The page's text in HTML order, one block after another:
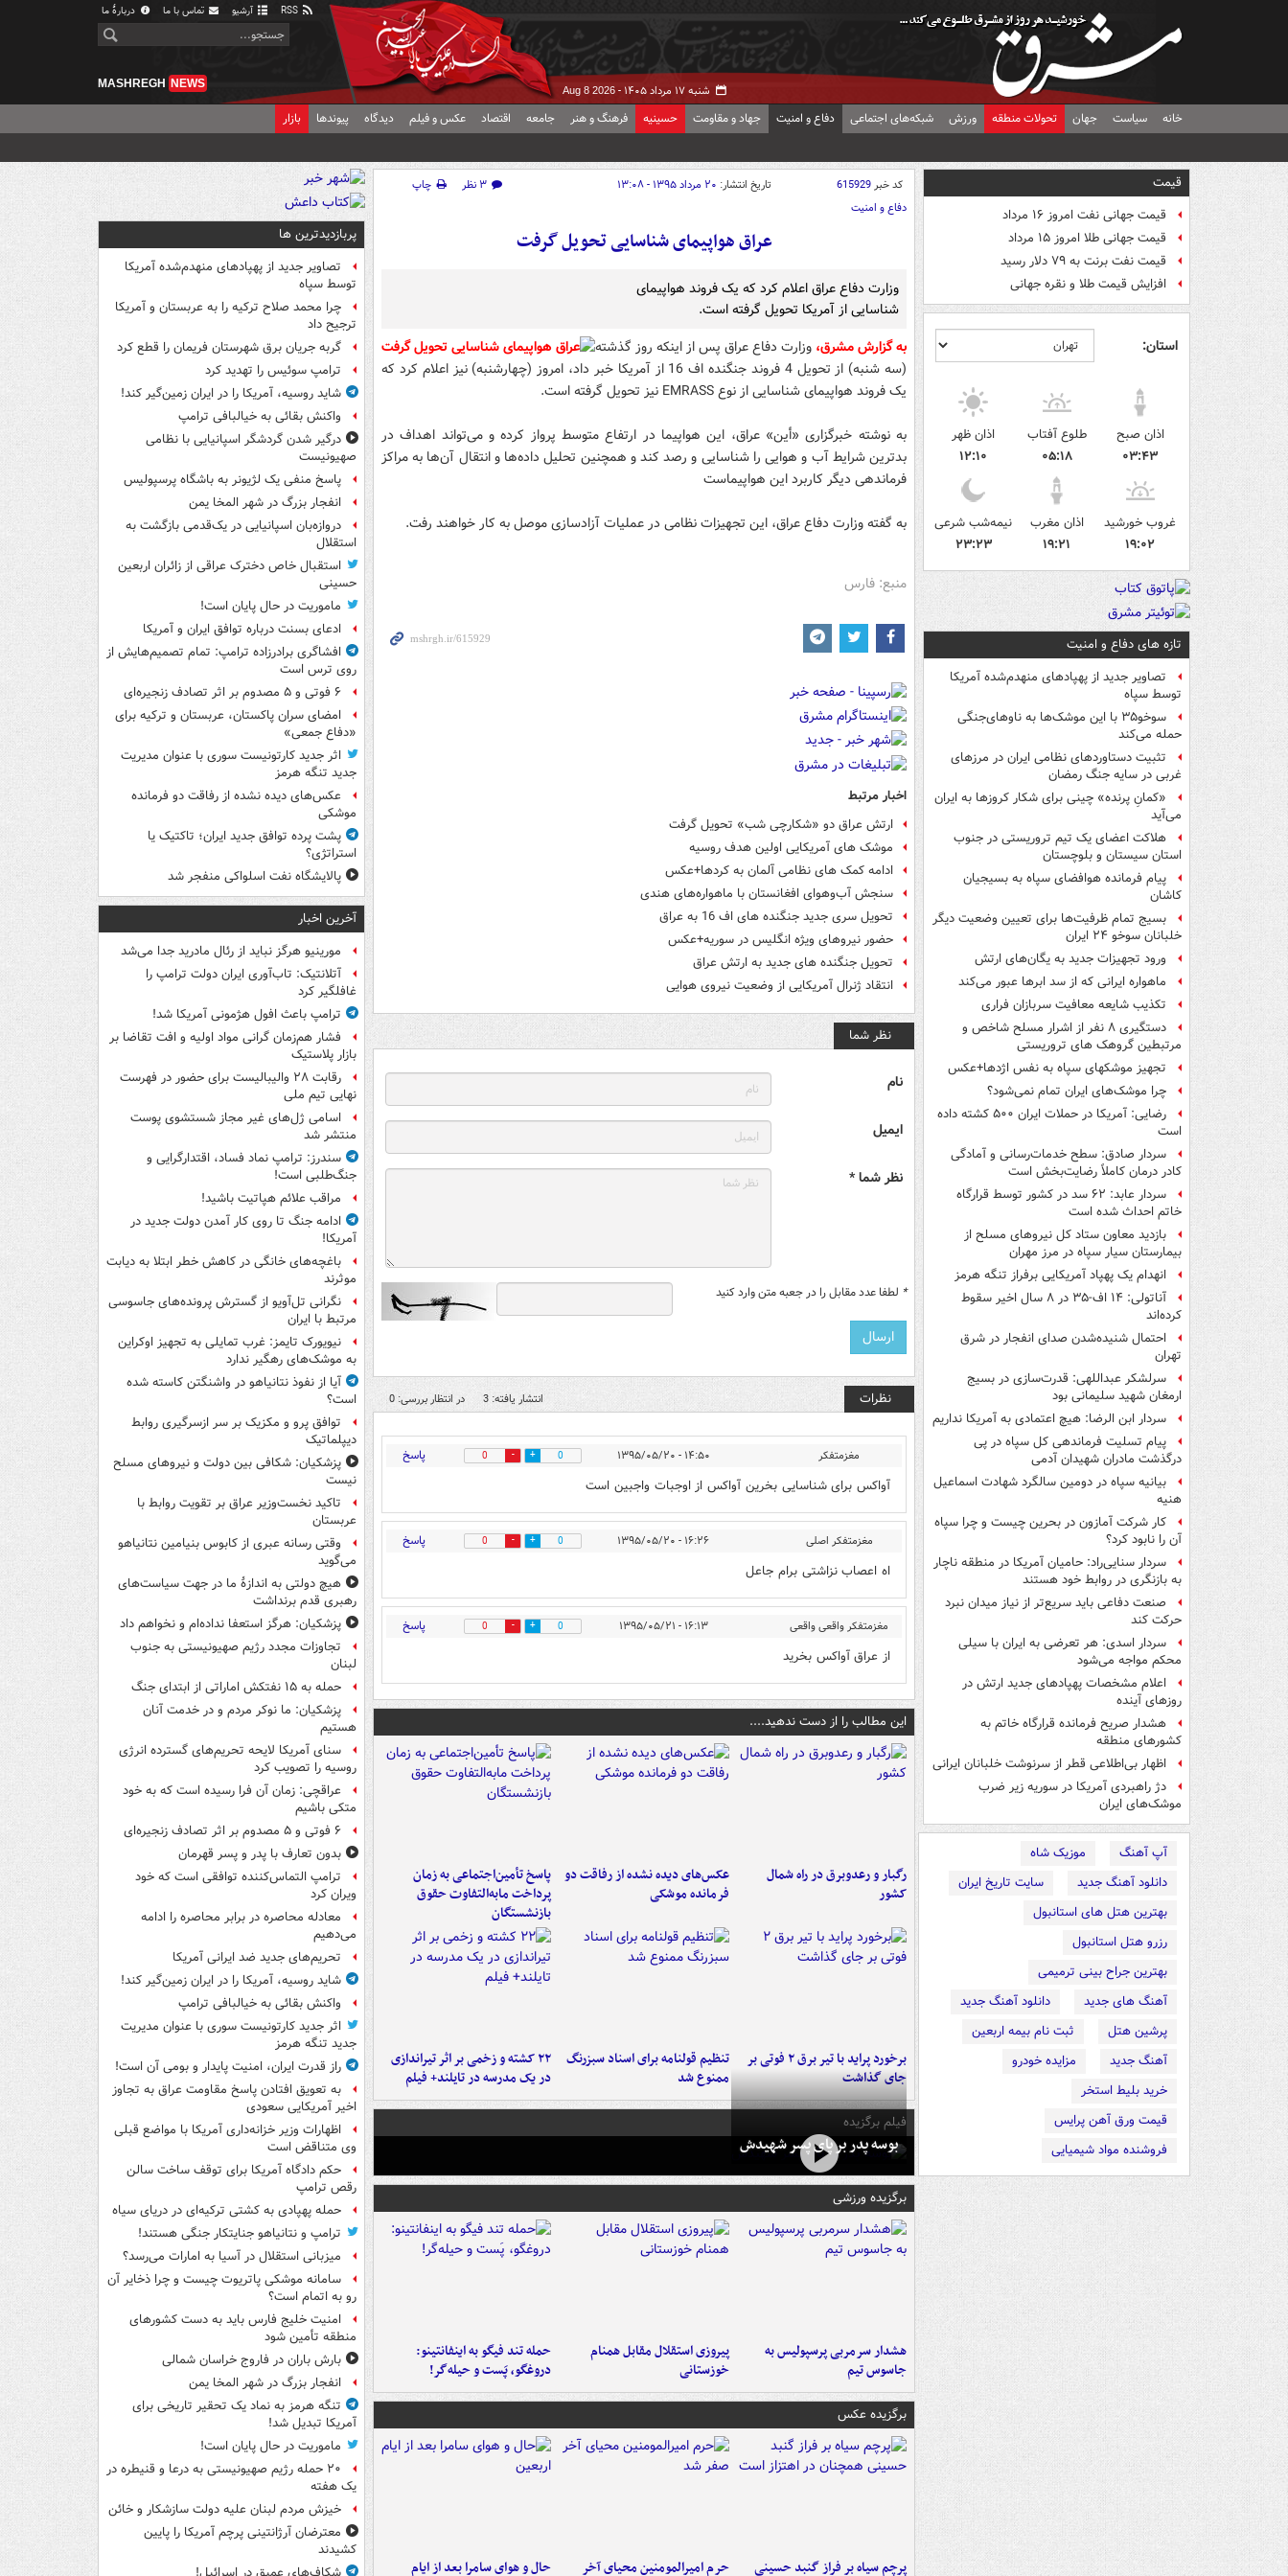
آرشیو تماس با ما دربارهٔ ما
شنبه ۱۷ مرداد ۱۴۰۵ - Aug 8 2026
MASHREGH NEWS
خانه سیاست جهان تحولات منطقه ورزش شبکه‌های اجتماعی دفاع و امنیت جهاد و مقاومت حسینیه فرهنگ و هنر جامعه اقتصاد عکس و فیلم دیدگاه پیوندها بازار
قیمت
قیمت جهانی نفت امروز ۱۶ مرداد
قیمت جهانی طلا امروز ۱۵ مرداد
قیمت نفت برنت به ۷۹ دلار رسید
افزایش قیمت طلا و نقره جهانی
استان:
اذان صبح
۰۳:۴۳
طلوع آفتاب
۰۵:۱۸
اذان ظهر
۱۲:۱۰
غروب خورشید
۱۹:۰۲
اذان مغرب
۱۹:۲۱
نیمه‌شب شرعی
۲۳:۲۳
تازه های دفاع و امنیت
تصاویر جدید از پهپادهای منهدم‌شده آمریکا
توسط سپاه
سوخو۳۵ با این موشک‌ها به ناوهای‌جنگی
حمله می‌کند
تثبیت دستاوردهای نظامی ایران در مرزهای
غربی در سایه جنگ رمضان
«کمانِ پرنده» چینی برای شکار کروزها به ایران
می‌آید
هلاکت اعضای یک تیم تروریستی در جنوب
استان سیستان و بلوچستان
پیام فرمانده هوافضای سپاه به بسیجیان
کاشان
بسیج تمام ظرفیت‌ها برای تعیین وضعیت دیگر
خلبانان سوخو ۲۴ ایران
ورود تجهیزات جدید به یگان‌های ارتش
ماهواره ایرانی که از سد ابرها عبور می‌کند
تکذیب شایعه معافیت سربازان فراری
دستگیری ۸ نفر از اشرار مسلح شاخص و
مرتبطین گروهک های تروریستی
تجهیز موشکهای سپاه به نفس اژدها+عکس
چرا موشک‌های ایران تمام نمی‌شود؟
رضایی: آمریکا در حملات ایران ۵۰۰ کشته داده
است
سردار صادق: سطح خدمات‌رسانی و آمادگی
کادر درمان کاملاً رضایت‌بخش است
سردار عابد: ۶۲ سد در کشور توسط قرارگاه
خاتم احداث شده است
بازدید معاون ستاد کل نیروهای مسلح از
بیمارستان سیار سپاه در مرز مهران
انهدام یک پهپاد آمریکایی برفراز تنگه هرمز
آناتولی: ۱۴ اف-۳۵ در ۸ سال اخیر سقوط
کرده‌اند
احتمال شنیده‌شدن صدای انفجار در شرق
تهران
سرلشکر عبداللهی: قدرت‌سازی در بسیج
ارمغان شهید سلیمانی بود
سردار ابن الرضا: هیچ اعتمادی به آمریکا نداریم
پیام تسلیت فرماندهی کل سپاه در پی
درگذشت مادران شهیدان آدمی
بیانیه سپاه در دومین سالگرد شهادت اسماعیل
هنیه
کار شرکت آمازون در بحرین چیست و چرا سپاه
آن را نابود کرد؟
سردار سنایی‌راد: حامیان آمریکا در منطقه ناچار
به بازنگری در روابط خود هستند
صنعت دفاعی باید سریع‌تر از نیاز میدان نبرد
حرکت کند
سردار اسدی: هر تعرضی به ایران با سیلی
محکم مواجه می‌شود
اعلام مشخصات پهپادهای جدید ارتش در
روزهای آینده
هشدار صریح فرمانده قرارگاه خاتم‌ به
کشورهای منطقه
اظهار بی‌اطلاعی قطر از سرنوشت خلبانان ایرانی
دژ راهبردی آمریکا در سوریه زیر ضرب
موشک‌های ایران
آپ آهنگ
موزیک شاه
دانلود آهنگ جدید
سایت تاریخ ایران
بهترین هتل های استانبول
رزرو هتل استانبول
بهترین جراح بینی ترمیمی
آهنگ های جدید
دانلود آهنگ جدید
پرشین هتل
ثبت نام بیمه اربعین
آهنگ جدید
مزایده خودرو
خرید بلیط استخر
قیمت ورق آهن پرایس
فروشنده مواد شیمیایی
کد خبر615929 تاریخ انتشار: ۲۰ مرداد ۱۳۹۵ - ۱۳:۰۸ ۳ نظر
چاپ
دفاع و امنیت
عراق هواپیمای شناسایی تحویل گرفت
وزارت دفاع عراق اعلام کرد که یک فروند هواپیمای
شناسایی از آمریکا تحویل گرفته است.
به گزارش مشرق، وزارت دفاع عراق پس از اینکه روز گذشته
(سه شنبه) از تحویل 4 فروند جنگنده اف 16 از آمریکا خبر داد، امروز (چهارشنبه) نیز اعلام کرد که
یک فروند هواپیمای شناسایی از نوع EMRASS نیز تحویل گرفته است.
به نوشته خبرگزاری «أین» عراق، این هواپیما در ارتفاع متوسط پرواز کرده و می‌تواند اهداف در
بدترین شرایط آب و هوایی را شناسایی و رصد کند و همچنین تحلیل داده‌ها و انتقال آن‌ها به مراکز
فرماندهی دیگر کاربرد این هواپیماست
به گفته وزارت دفاع عراق، این تجهیزات نظامی در عملیات آزادسازی موصل به کار خواهند رفت.
منبع: فارس
اخبار مرتبط
ارتش عراق دو «شکارچی شب» تحویل گرفت
موشک های آمریکایی اولین هدف روسیه
ادامه کمک های نظامی آلمان به کردها+عکس
سنجش آب‌وهوای افغانستان با ماهواره‌های هندی
تحویل سری جدید جنگنده های اف 16 به عراق
حضور نیروهای ویژه انگلیس در سوریه+عکس
تحویل جنگنده های جدید به ارتش عراق
انتقاد ژنرال آمریکایی از وضعیت نیروی هوایی
نظر شما
نام
ایمیل
نظر شما *
* لطفا عدد مقابل را در جعبه متن وارد کنید
نظرات انتشار یافته: 3 در انتظار بررسی: 0
مغزمتفکر ۱۴:۵۰ - ۱۳۹۵/۰۵/۲۰ 0
0 پاسخ
آواکس برای شناسایی بخرین آواکس از اوجبات واجبین است
مغزمتفکر اصلی ۱۶:۲۶ - ۱۳۹۵/۰۵/۲۰ 0
0 پاسخ
اه اعصاب نزاشتی برام جاعل
مغزمتفکر واقعی واقعی ۱۶:۱۳ - ۱۳۹۵/۰۵/۲۱ 0
0 پاسخ
از عراق آواکس بخرید
این مطالب را از دست ندهید....
رگبار و رعدوبرق در راه شمال
کشور
عکس‌های دیده نشده از رفاقت دو
فرمانده‌ موشکی
پاسخ تأمین‌اجتماعی به زمان
پرداخت مابه‌التفاوت حقوق
بازنشستگان
برخورد پراید با تیر برق ۲ فوتی بر
جای گذاشت
تنظیم قولنامه برای اسناد سبزرنگ
ممنوع شد
۲۲ کشته و زخمی بر اثر تیراندازی
در یک مدرسه در تایلند+ فیلم
فیلم برگزیده
بوسه‌ پدر بر پای پسر شهیدش
برگزیده ورزشی
هشدار سرمربی پرسپولیس به
جاسوس تیم
پیروزی استقلال مقابل همنام
خوزستانی
حمله تند فیگو به اینفانتینو:
دروغگو، پَست‌ و حیله‌گر!
برگزیده عکس
پرچم سیاه بر فراز گنبد حسینی حرم امیرالمومنین محیای آخر حال و هوای سامرا بعد از ایام
پربازدیدترین ها
تصاویر جدید از پهپادهای منهدم‌شده آمریکا
توسط سپاه
چرا محمد صلاح ترکیه را به عربستان و آمریکا
ترجیح داد
گربه جریان برق شهرستان فریمان را قطع کرد
ترامپ سوئیس را تهدید کرد
شاید روسیه، آمریکا را در ایران زمین‌گیر کند!
واکنش بقائی به خیالبافی ترامپ
درگیر شدن گردشگر اسپانیایی با نظامی
صهیونیست
پاسخ منفی یک لژیونر به باشگاه پرسپولیس
انفجار بزرگ در شهر المخا یمن
دروازه‌بان اسپانیایی در یک‌قدمی بازگشت به
استقلال
استقبال خاص دخترک عراقی از زائران اربعین
حسینی
ماموریت در حال پایان است!
ادعای بسنت درباره توافق ایران و آمریکا
افشاگری برادرزاده ترامپ: تمام تصمیم‌هایش از
روی ترس است
۶ فوتی و ۵ مصدوم بر اثر تصادف زنجیره‌ای
امضای سران پاکستان، عربستان و ترکیه برای
«دفاع جمعی»
اثر جدید کارتونیست سوری با عنوان مدیریت
جدید تنگه هرمز
عکس‌های دیده نشده از رفاقت دو فرمانده‌
موشکی
پشت پرده توافق جدید ایران؛ تاکتیک یا
استراتژی؟
پالایشگاه نفت اسلواکی منفجر شد
آخرین اخبار
مورینیو هرگز نباید از رئال مادرید جدا می‌شد
آتلانتیک: تاب‌آوری ایران دولت ترامپ را
غافلگیر کرد
ترامپ باعث افول هژمونی آمریکا شد!
فشار هم‌زمان گرانی مواد اولیه و افت تقاضا بر
بازار پلاستیک
رقابت ۲۸ والیبالیست برای حضور در فهرست
نهایی تیم ملی
اسامی ژل‌های غیر مجاز شستشوی پوست
منتشر شد
سندرز: ترامپ نماد فساد، اقتدارگرایی و
جنگ‌طلبی است!
مراقب علائم هپاتیت باشید!
ادامه جنگ تا روی کار آمدن دولت جدید در
آمریکا!
باغچه‌های خانگی در کاهش خطر ابتلا به دیابت
موثرند
نگرانی تل‌آویو از گسترش پرونده‌های جاسوسی
مرتبط با ایران
نیویورک تایمز: غرب تمایلی به تجهیز اوکراین
به موشک‌های رهگیر ندارد
آیا از نفوذ نتانیاهو در واشنگتن کاسته شده
است؟
توافق پرو و مکزیک بر سر ازسرگیری روابط
دیپلماتیک
پزشکیان: شکافی بین دولت و نیروهای مسلح
نیست
تاکید نخست‌وزیر عراق بر تقویت روابط با
عربستان
وقتی رسانه عبری از کابوس بنیامین نتانیاهو
می‌گوید
هیچ دولتی به اندازۀ ما در جهت سیاست‌های
رهبری قدم برنداشت
پزشکیان: هرگز استعفا نداده‌ام و نخواهم داد
تجاوزات مجدد رژیم صهیونیستی به جنوب
لبنان
حمله به ۱۵ نفتکش‌ اماراتی از ابتدای جنگ
پزشکیان: ما نوکر مردم و در خدمت آنان
هستیم
سنای آمریکا لایحه تحریم‌های گسترده انرژی
روسیه را تصویب کرد
عراقچی: زمان آن فرا رسیده است که به خود
متکی باشیم
۶ فوتی و ۵ مصدوم بر اثر تصادف زنجیره‌ای
بدون تعارف با پدر و پسر قهرمان
ترامپ التماس‌کننده توافقی است که خود
ویران کرد
معادله محاصره در برابر محاصره را ادامه
می‌دهیم
تحریم‌های جدید ضد ایرانی آمریکا
شاید روسیه، آمریکا را در ایران زمین‌گیر کند!
واکنش بقائی به خیالبافی ترامپ
اثر جدید کارتونیست سوری با عنوان مدیریت
جدید تنگه هرمز
راز قدرت ایران، امنیت پایدار و بومی آن است!
به تعویق افتادن پاسخ مقاومت عراق به تجاوز
اخیر آمریکایی سعودی
اظهارات وزیر خزانه‌داری آمریکا با مواضع قبلی
وی متناقض است
حکم دادگاه آمریکا برای توقف ساخت سالن
رقص ترامپ
حمله پهپادی به کشتی ترکیه‌ای در دریای سیاه
ترامپ و نتانیاهو جنایتکار جنگی هستند!
میزبانی استقلال در آسیا به امارات می‌رسد؟
سامانه موشکی پاتریوت چیست و چرا ذخایر آن
رو به اتمام است؟
امنیت خلیج فارس باید به دست کشورهای
منطقه تأمین شود
بارش باران در فاروج خراسان شمالی
انفجار بزرگ در شهر المخا یمن
تنگه هرمز به نماد یک تحقیر تاریخی برای
آمریکا تبدیل شد!
ماموریت در حال پایان است!
۲۰ حمله رژیم صهیونیستی به درعا و قنیطره در
یک هفته
خیزش مردم لبنان علیه دولت سازشکار و خائن
معترضان آرژانتینی پرچم آمریکا را پایین
کشیدند